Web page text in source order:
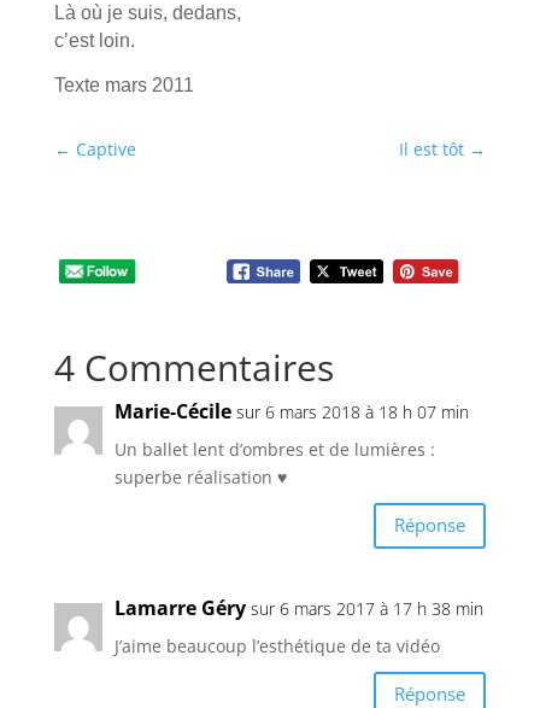
Là où je suis, dedans,
c’est loin.
Texte mars 2011
← Captive Il est tôt →
4 Commentaires
Marie-Cécile sur 6 mars 2018 à 18 h 07 min
Un ballet lent d’ombres et de lumières :
superbe réalisation ♥
Réponse
Lamarre Géry sur 6 mars 2017 à 17 h 38 min
J’aime beaucoup l’esthétique de ta vidéo
Réponse